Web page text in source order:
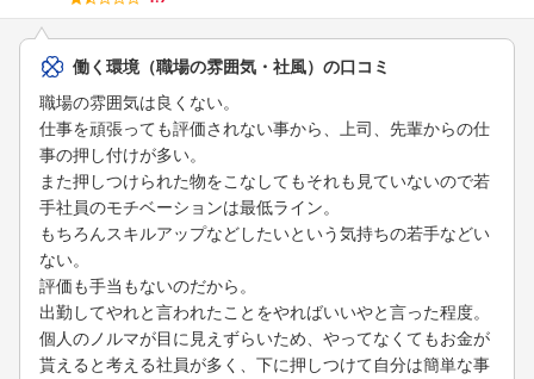
働く環境（職場の雰囲気・社風）の口コミ
職場の雰囲気は良くない。
仕事を頑張っても評価されない事から、上司、先輩からの仕
事の押し付けが多い。
また押しつけられた物をこなしてもそれも見ていないので若
手社員のモチベーションは最低ライン。
もちろんスキルアップなどしたいという気持ちの若手などい
ない。
評価も手当もないのだから。
出勤してやれと言われたことをやればいいやと言った程度。
個人のノルマが目に見えずらいため、やってなくてもお金が
貰えると考える社員が多く、下に押しつけて自分は簡単な事